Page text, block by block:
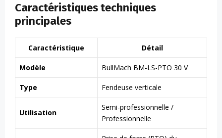
Caractéristiques techniques
principales
Caractéristique Détail
Modèle BullMach BM-LS-PTO 30 V
Type Fendeuse verticale
Utilisation
Semi-professionnelle /
Professionnelle